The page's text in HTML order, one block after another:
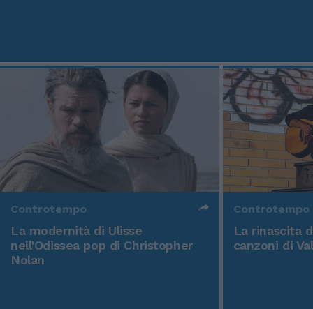
Controtempo
La modernità di Ulisse
nell'Odissea pop di Christopher
Nolan
Controtempo
La rinascita
canzoni di